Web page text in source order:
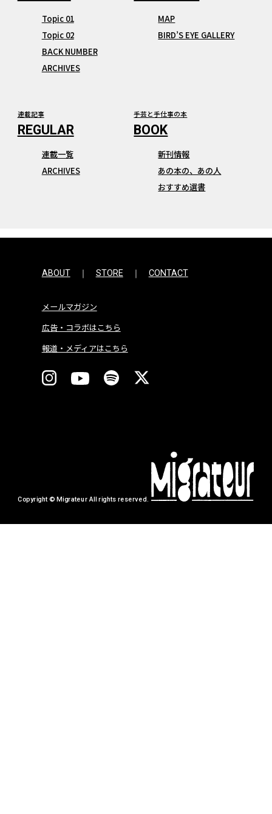
Topic 01
Topic 02
BACK NUMBER
ARCHIVES
MAP
BIRD’S EYE GALLERY
連載記事
連載一覧
ARCHIVES
手芸と手仕事の本
新刊情報
あの本の、あの人
おすすめ選書
ABOUT STORE CONTACT
メールマガジン
広告・コラボはこちら
報道・メディアはこちら
Copyright © Migrateur All rights reserved.